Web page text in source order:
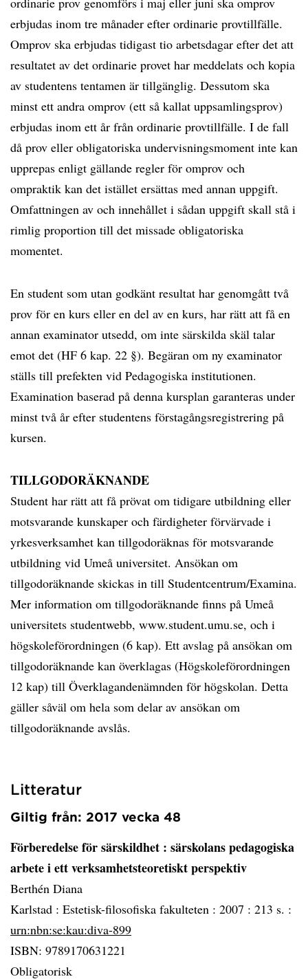
erbjudas inom tre månader efter ordinarie provtillfälle.
Omprov ska erbjudas tidigast tio arbetsdagar efter det att
resultatet av det ordinarie provet har meddelats och kopia
av studentens tentamen är tillgänglig. Dessutom ska
minst ett andra omprov (ett så kallat uppsamlingsprov)
erbjudas inom ett år från ordinarie provtillfälle. I de fall
då prov eller obligatoriska undervisningsmoment inte kan
upprepas enligt gällande regler för omprov och
ompraktik kan det istället ersättas med annan uppgift.
Omfattningen av och innehållet i sådan uppgift skall stå i
rimlig proportion till det missade obligatoriska
momentet.
En student som utan godkänt resultat har genomgått två
prov för en kurs eller en del av en kurs, har rätt att få en
annan examinator utsedd, om inte särskilda skäl talar
emot det (HF 6 kap. 22 §). Begäran om ny examinator
ställs till prefekten vid Pedagogiska institutionen.
Examination baserad på denna kursplan garanteras under
minst två år efter studentens förstagångsregistrering på
kursen.
TILLGODORÄKNANDE
Student har rätt att få prövat om tidigare utbildning eller
motsvarande kunskaper och färdigheter förvärvade i
yrkesverksamhet kan tillgodoräknas för motsvarande
utbildning vid Umeå universitet. Ansökan om
tillgodoräknande skickas in till Studentcentrum/Examina.
Mer information om tillgodoräknande finns på Umeå
universitets studentwebb, www.student.umu.se, och i
högskoleförordningen (6 kap). Ett avslag på ansökan om
tillgodoräknande kan överklagas (Högskoleförordningen
12 kap) till Överklagandenämnden för högskolan. Detta
gäller såväl om hela som delar av ansökan om
tillgodoräknande avslås.
Litteratur
Giltig från: 2017 vecka 48
Förberedelse för särskildhet : särskolans pedagogiska
arbete i ett verksamhetsteoretiskt perspektiv
Berthén Diana
Karlstad : Estetisk-filosofiska fakulteten : 2007 : 213 s. :
urn:nbn:se:kau:diva-899
ISBN: 9789170631221
Obligatorisk